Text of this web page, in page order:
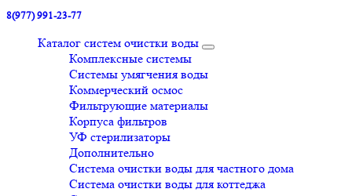
8(977) 991-23-77
Каталог систем очистки воды
Комплексные системы
Системы умягчения воды
Коммерческий осмос
Фильтрующие материалы
Корпуса фильтров
УФ стерилизаторы
Дополнительно
Система очистки воды для частного дома
Система очистки воды для коттеджа